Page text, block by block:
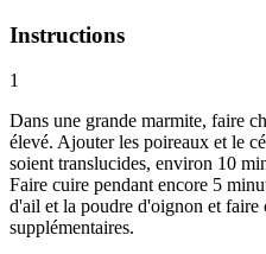
Instructions
1
Dans une grande marmite, faire
élevé. Ajouter les poireaux et le
soient translucides, environ 10
Faire cuire pendant encore 5
d'ail et la poudre d'oignon et faire
supplémentaires.